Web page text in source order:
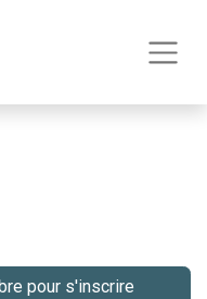
pour s'inscrire